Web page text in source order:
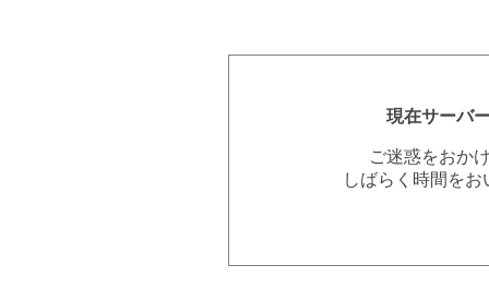
現在サーバ
ご迷惑をおか
しばらく時間を